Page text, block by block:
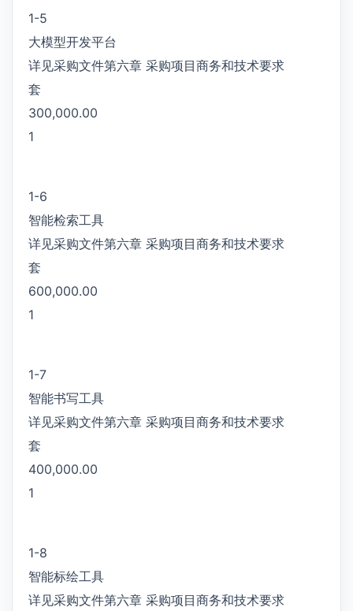
1-5
大模型开发平台
详见采购文件第六章 采购项目商务和技术要求
套
300,000.00
1
1-6
智能检索工具
详见采购文件第六章 采购项目商务和技术要求
套
600,000.00
1
1-7
智能书写工具
详见采购文件第六章 采购项目商务和技术要求
套
400,000.00
1
1-8
智能标绘工具
详见采购文件第六章 采购项目商务和技术要求